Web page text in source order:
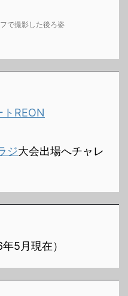
で撮影した後ろ姿
REON
ジ大会出場へチャレ
5月現在）